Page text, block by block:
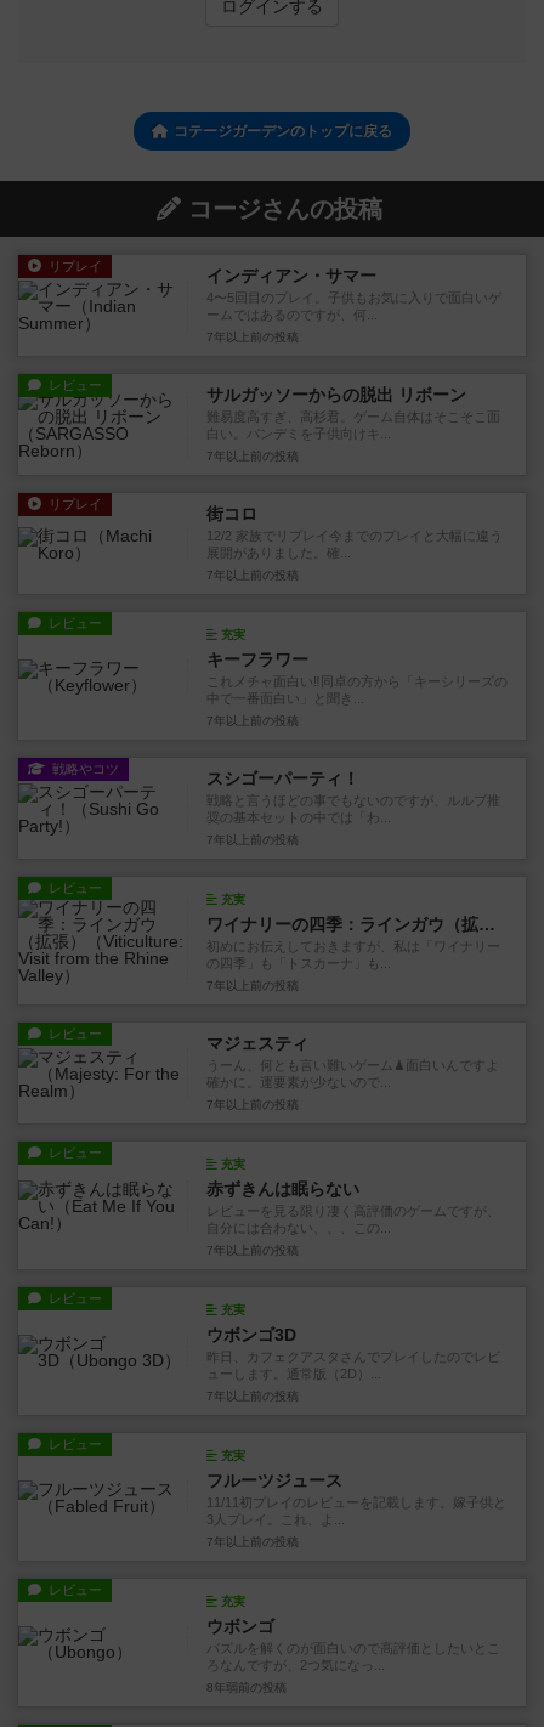
ログインする
コテージガーデンのトップに戻る
コージさんの投稿
リプレイ インディアン・サマー
4〜5回目のプレイ。子供もお気に入りで面白いゲ
ームではあるのですが、何...
7年以上前 の投稿
レビュー サルガッソーからの脱出 リボーン
難易度高すぎ、高杉君。ゲーム自体はそこそこ面
白い。パンデミを子供向けキ...
7年以上前 の投稿
リプレイ 街コロ
12/2 家族でリプレイ今までのプレイと大幅に違う
展開がありました。確...
7年以上前 の投稿
レビュー
充実
キーフラワー
これメチャ面白い‼️同卓の方から「キーシリーズの
中で一番面白い」と聞き...
7年以上前 の投稿
戦略やコツ スシゴーパーティ！
戦略と言うほどの事でもないのですが、ルルブ推
奨の基本セットの中では「わ...
7年以上前 の投稿
レビュー
充実
ワイナリーの四季：ラインガウ（拡張）
初めにお伝えしておきますが、私は「ワイナリー
の四季」も「トスカーナ」も...
7年以上前 の投稿
レビュー マジェスティ
うーん、何とも言い難いゲーム♟面白いんですよ
確かに。運要素が少ないので...
7年以上前 の投稿
レビュー
充実
赤ずきんは眠らない
レビューを見る限り凄く高評価のゲームですが、
自分には合わない、、、この...
7年以上前 の投稿
レビュー
充実
ウボンゴ3D
昨日、カフェクアスタさんでプレイしたのでレビ
ューします。通常版（2D）...
7年以上前 の投稿
レビュー
充実
フルーツジュース
11/11初プレイのレビューを記載します。嫁子供と
3人プレイ。これ、よ...
7年以上前 の投稿
レビュー
充実
ウボンゴ
パズルを解くのが面白いので高評価としたいとこ
ろなんですが、2つ気になっ...
8年弱前 の投稿